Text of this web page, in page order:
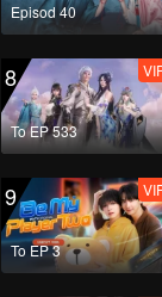
Episod 40
8
To EP 533
9
To EP 3